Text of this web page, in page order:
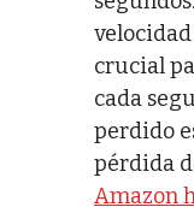
crucial
cada
perdido
pérdida
Amazon